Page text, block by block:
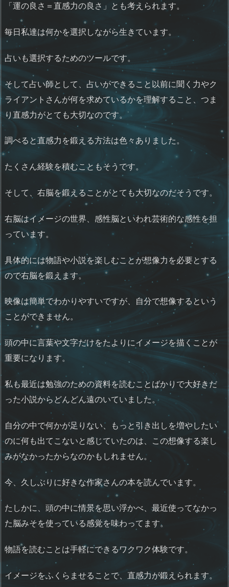
「運の良さ＝直感力の良さ」とも考えられます。
毎日私達は何かを選択しながら生きています。
占いも選択するためのツールです。
そして占い師として、占いができること以前に聞く力やク
ライアントさんが何を求めているかを理解すること、つま
り直感力がとても大切なのです。
調べると直感力を鍛える方法は色々ありました。
たくさん経験を積むこともそうです。
そして、右脳を鍛えることがとても大切なのだそうです。
右脳はイメージの世界、感性脳といわれ芸術的な感性を担
っています。
具体的には物語や小説を楽しむことが想像力を必要とする
ので右脳を鍛えます。
映像は簡単でわかりやすいですが、自分で想像するという
ことができません。
頭の中に言葉や文字だけをたよりにイメージを描くことが
重要になります。
私も最近は勉強のための資料を読むことばかりで大好きだ
った小説からどんどん遠のいていました。
自分の中で何かが足りない、もっと引き出しを増やしたい
のに何も出てこないと感じていたのは、この想像する楽し
みがなかったからなのかもしれません。
今、久しぶりに好きな作家さんの本を読んでいます。
たしかに、頭の中に情景を思い浮かべ、最近使ってなかっ
た脳みそを使っている感覚を味わってます。
物語を読むことは手軽にできるワクワク体験です。
イメージをふくらませることで、直感力が鍛えられます。